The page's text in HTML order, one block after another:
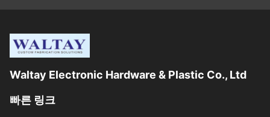
Waltay Electronic Hardware & Plastic Co., Ltd
빠른 링크